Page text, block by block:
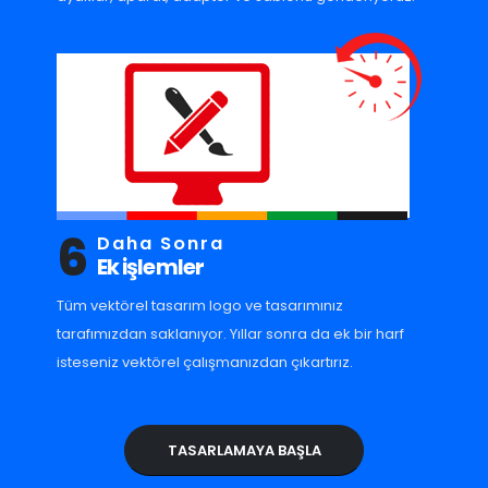
6 Daha Sonra
Ek işlemler
Tüm vektörel tasarım logo ve tasarımınız
tarafımızdan saklanıyor. Yıllar sonra da ek bir harf
isteseniz vektörel çalışmanızdan çıkartırız.
TASARLAMAYA BAŞLA